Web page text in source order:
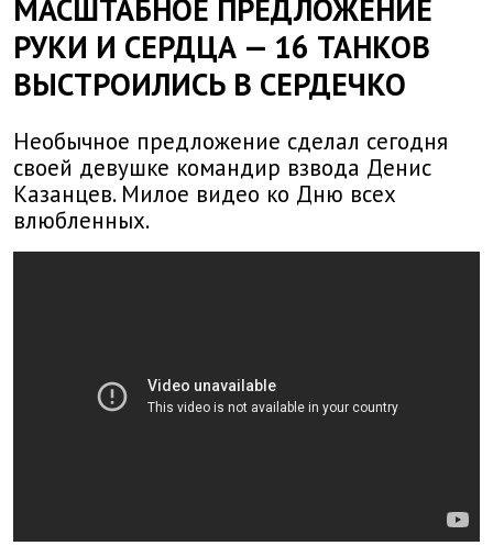
МАСШТАБНОЕ ПРЕДЛОЖЕНИЕ
РУКИ И СЕРДЦА — 16 ТАНКОВ
ВЫСТРОИЛИСЬ В СЕРДЕЧКО
Необычное предложение сделал сегодня
своей девушке командир взвода Денис
Казанцев. Милое видео ко Дню всех
влюбленных.